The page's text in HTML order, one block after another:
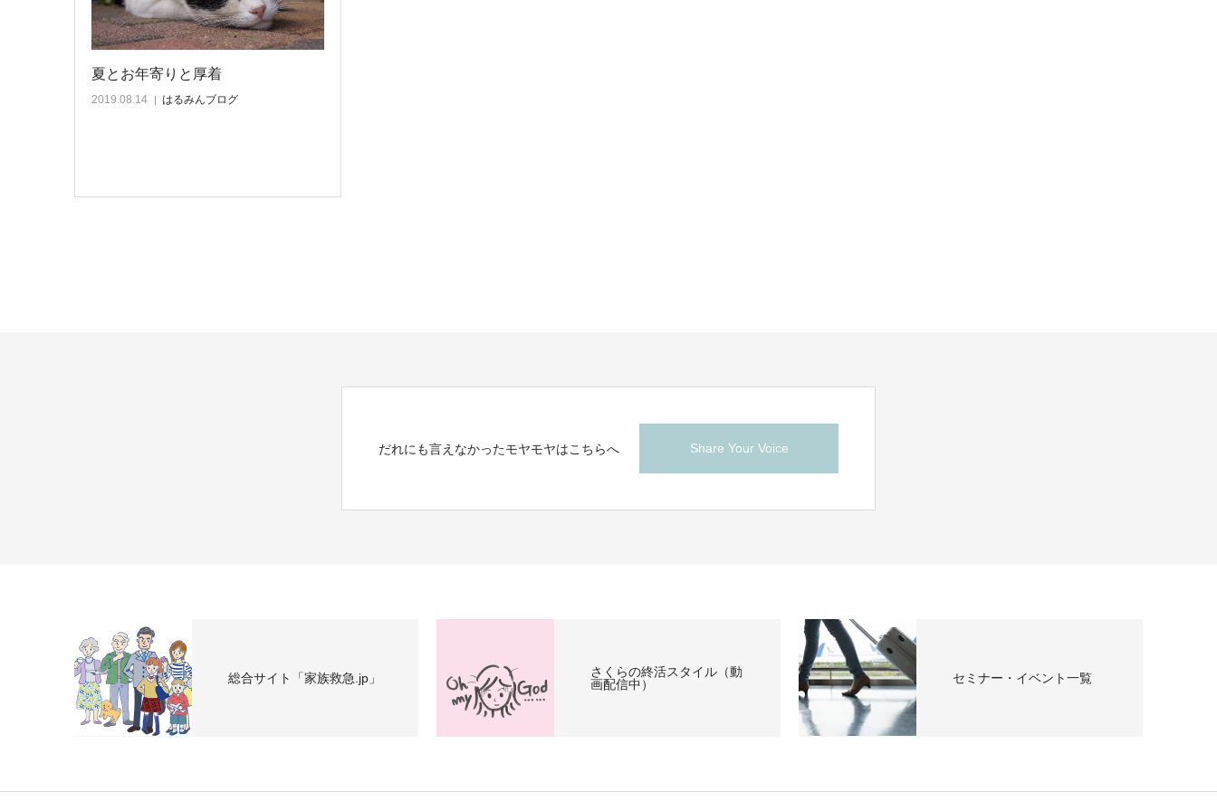
夏とお年寄りと厚着
2019.08.14 はるみんブログ
だれにも言えなかったモヤモヤはこちらへ Share Your Voice
総合サイト「家族救急.jp」
さくらの終活スタイル（動
画配信中）
セミナー・イベント一覧